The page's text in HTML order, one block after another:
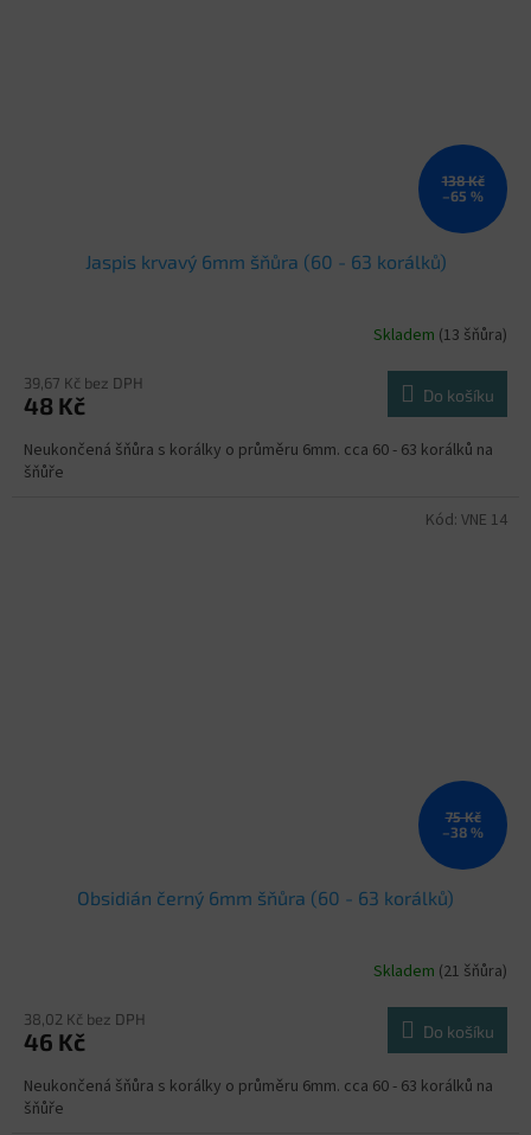
138 Kč
–65 %
Jaspis krvavý 6mm šňůra (60 - 63 korálků)
Skladem (13 šňůra)
39,67 Kč bez DPH
48 Kč Do košíku
Neukončená šňůra s korálky o průměru 6mm. cca 60 - 63 korálků na
šňůře
75 Kč
–38 %
Obsidián černý 6mm šňůra (60 - 63 korálků)
Skladem (21 šňůra)
38,02 Kč bez DPH
46 Kč Do košíku
Neukončená šňůra s korálky o průměru 6mm. cca 60 - 63 korálků na
šňůře
Kód: VNE 14